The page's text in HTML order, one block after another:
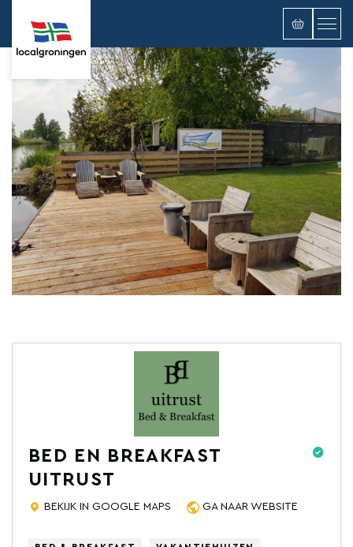
BED EN BREAKFAST
UITRUST
BEKIJK IN GOOGLE MAPS GA NAAR WEBSITE